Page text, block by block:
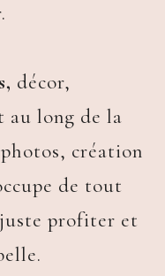
décor,
au long de la
création
de tout
profiter et